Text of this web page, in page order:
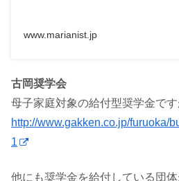
www.marianist.jp
古岡奨学会
母子家庭対象の給付型奨学金です
http://www.gakken.co.jp/furuoka/
1
他にも奨学金を給付している団